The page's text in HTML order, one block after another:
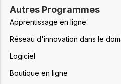
Autres Programmes
Apprentissage en ligne
Réseau d'innovation dans le
Logiciel
Boutique en ligne